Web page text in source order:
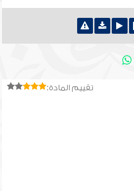
تقييم المادة: